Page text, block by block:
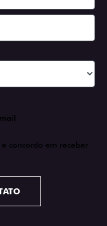
e concordo em receber